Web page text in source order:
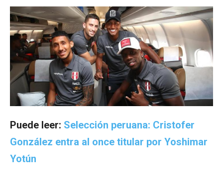
Puede leer: Selección peruana: Cristofer
González entra al once titular por Yoshimar
Yotún